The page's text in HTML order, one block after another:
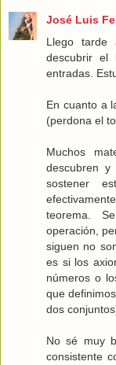
José Luis
Llego tarde
descubrir el
entradas.
En cuanto a
(perdona el
Muchos
descubren
sostener
teorema.
operación,
siguen no
es si los
números o
que
dos
No sé muy
consistente